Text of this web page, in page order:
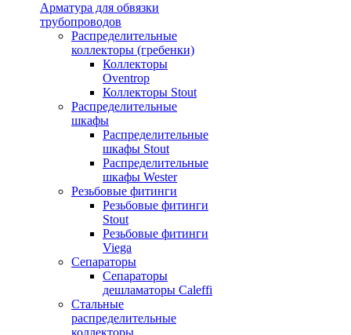
Арматура для обвязки
трубопроводов
Распределительные
коллекторы (гребенки)
Коллекторы
Oventrop
Коллекторы Stout
Распределительные
шкафы
Распределительные
шкафы Stout
Распределительные
шкафы Wester
Резьбовые фитинги
Резьбовые фитинги
Stout
Резьбовые фитинги
Viega
Сепараторы
Сепараторы
дешламаторы Caleffi
Стальные
распределительные